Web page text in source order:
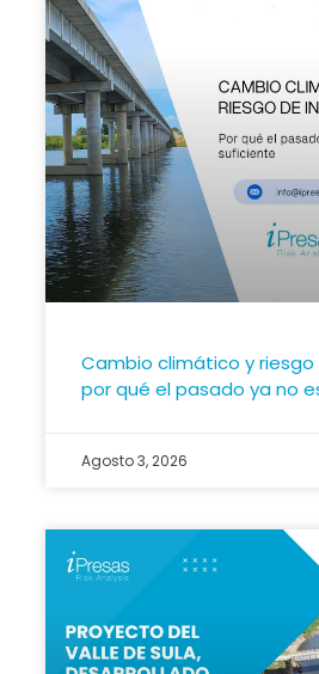
Cambio climático y riesgo
por qué el pasado ya no
Agosto 3, 2026